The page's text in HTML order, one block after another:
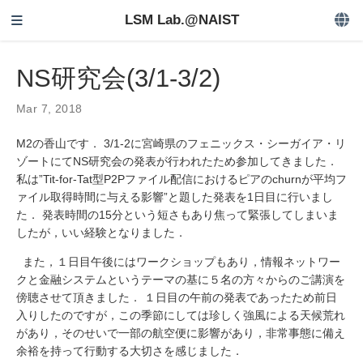
LSM Lab.@NAIST
NS研究会(3/1-3/2)
Mar 7, 2018
M2の香山です． 3/1-2に宮崎県のフェニックス・シーガイア・リ
ゾートにてNS研究会の発表が行われたため参加してきました．
私は”Tit-for-Tat型P2Pファイル配信におけるピアのchurnが平均フ
ァイル取得時間に与える影響”と題した発表を1日目に行いまし
た． 発表時間の15分という短さもあり焦って緊張してしまいま
したが，いい経験となりました．
また，１日目午後にはワークショップもあり，情報ネットワー
クと金融システムというテーマの基に５名の方々からのご講演を
傍聴させて頂きました． １日目の午前の発表であったため前日
入りしたのですが，この季節にしては珍しく強風による天候荒れ
があり，そのせいで一部の航空便に影響があり，非常事態に備え
余裕を持って行動する大切さを感じました．